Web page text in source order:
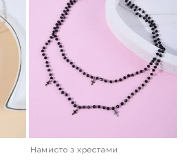
Намисто з хрестами